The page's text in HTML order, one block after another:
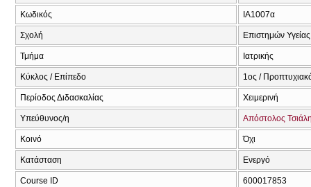
Κωδικός ΙΑ1007α
Σχολή Επιστημών Υγείας
Τμήμα Ιατρικής
Κύκλος / Επίπεδο 1ος /
Περίοδος Διδασκαλίας Χειμερινή
Υπεύθυνος/η Απόστολος
Κοινό Όχι
Κατάσταση Ενεργό
Course ID 600017853